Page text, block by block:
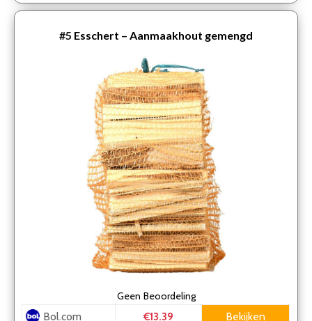
#5 Esschert – Aanmaakhout gemengd
Geen Beoordeling
Bol.com €13.39 Bekijken